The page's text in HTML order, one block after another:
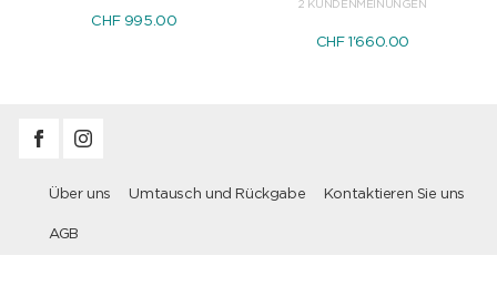
CHF 995.00
2 KUNDENMEINUNGEN
CHF 1'660.00
Über uns Umtausch und Rückgabe Kontaktieren Sie uns
AGB